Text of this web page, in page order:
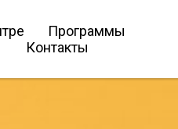
Программы
Контакты